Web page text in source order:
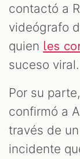
contactó a
videógrafo
quien les
suceso viral.
Por su
confirmó a
través de
incidente